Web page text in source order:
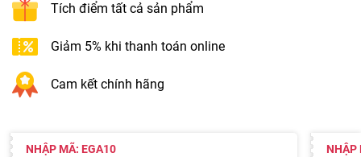
Tích điểm tất cả sản phẩm
Giảm 5% khi thanh toán online
Cam kết chính hãng
NHẬP MÃ: EGA10 NHẬP